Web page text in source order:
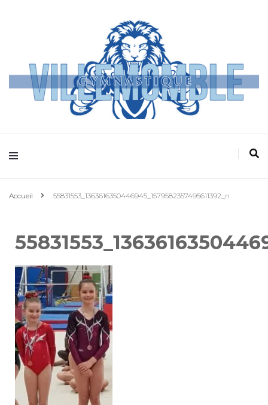
Villemomble
Gymnastique
Accueil 55831553_1363616350446945_1579582357495611392_n